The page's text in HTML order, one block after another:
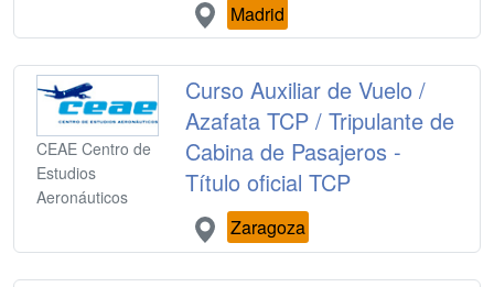
Madrid
CEAE Centro de
Estudios
Aeronáuticos
Curso Auxiliar de Vuelo /
Azafata TCP / Tripulante de
Cabina de Pasajeros -
Título oficial TCP
Zaragoza